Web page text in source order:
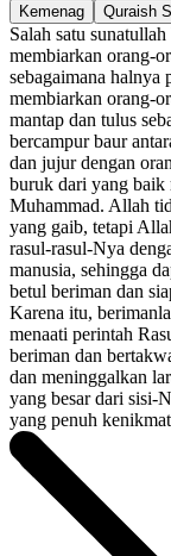
Kemenag Quraish
Salah satu
membiarkan orang-
sebagaimana halnya
membiarkan orang-
mantap dan tulus
bercampur baur
dan jujur dengan
buruk dari yang baik
Muhammad. Allah
yang gaib, tetapi
rasul-rasul-Nya
manusia, sehingga
betul beriman dan
Karena itu,
menaati perintah
beriman dan
dan meninggalkan
yang besar dari sisi-
yang penuh